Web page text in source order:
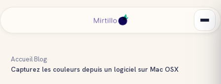
Accueil Blog
Capturez les couleurs depuis un logiciel sur Mac OSX